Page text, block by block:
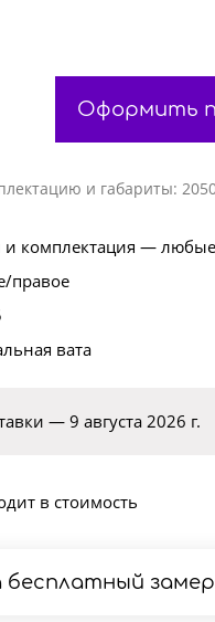
Оформить
и габариты:
комплектация — любые
правое
вата
— 9 августа 2026 г.
в стоимость
бесплатный замер